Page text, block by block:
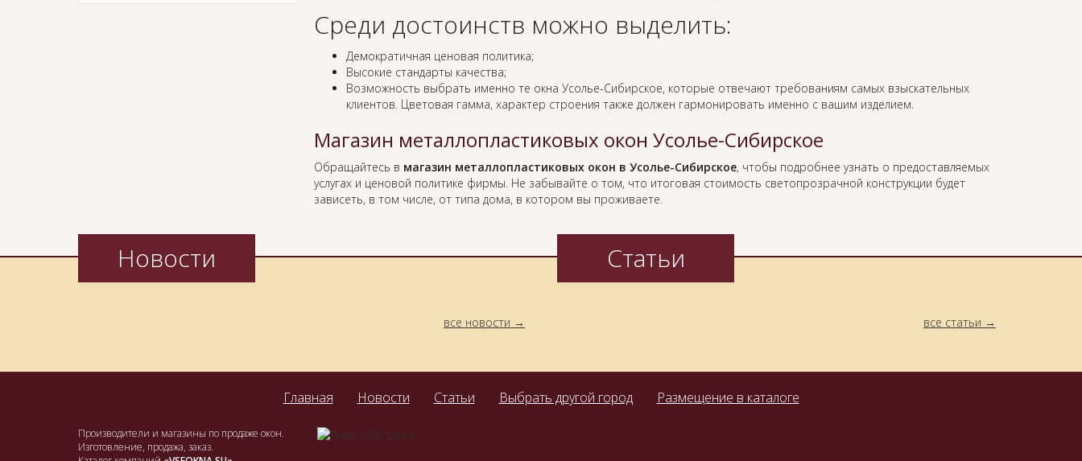
Среди достоинств можно выделить:
Демократичная ценовая политика;
Высокие стандарты качества;
Возможность выбрать именно те окна Усолье-Сибирское, которые отвечают требованиям самых взыскательных
клиентов. Цветовая гамма, характер строения также должен гармонировать именно с вашим изделием.
Магазин металлопластиковых окон Усолье-Сибирское
Обращайтесь в магазин металлопластиковых окон в Усолье-Сибирское, чтобы подробнее узнать о предоставляемых
услугах и ценовой политике фирмы. Не забывайте о том, что итоговая стоимость светопрозрачной конструкции будет
зависеть, в том числе, от типа дома, в котором вы проживаете.
Новости
все новости
Статьи
все статьи
Главная Новости Статьи Выбрать другой город Размещение в каталоге
Производители и магазины по продаже окон.
Изготовление, продажа, заказ.